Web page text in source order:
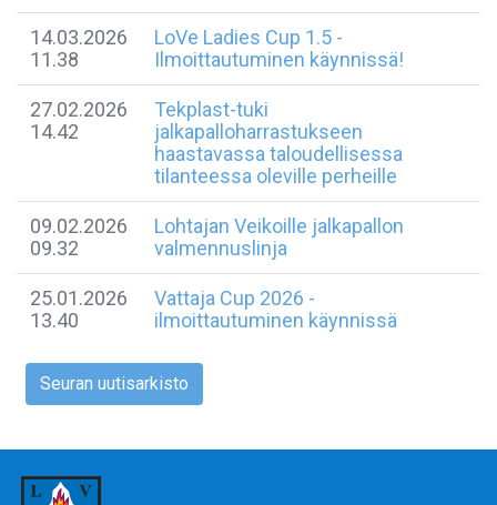
14.03.2026
11.38
LoVe Ladies Cup 1.5 -
Ilmoittautuminen käynnissä!
27.02.2026
14.42
Tekplast-tuki
jalkapalloharrastukseen
haastavassa taloudellisessa
tilanteessa oleville perheille
09.02.2026
09.32
Lohtajan Veikoille jalkapallon
valmennuslinja
25.01.2026
13.40
Vattaja Cup 2026 -
ilmoittautuminen käynnissä
Seuran uutisarkisto